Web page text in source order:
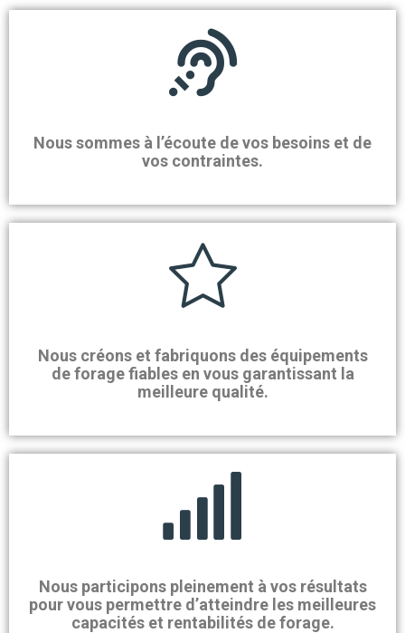
Nous sommes à l’écoute de vos besoins et de
vos contraintes.
Nous créons et fabriquons des équipements
de forage fiables en vous garantissant la
meilleure qualité.
Nous participons pleinement à vos résultats
pour vous permettre d’atteindre les meilleures
capacités et rentabilités de forage.